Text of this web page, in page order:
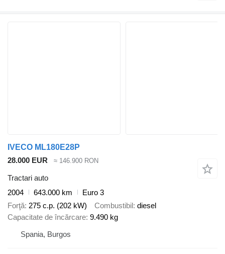
IVECO ML180E28P
28.000 EUR
≈ 146.900 RON
Tractari auto
2004
643.000 km
Euro 3
Forţă 275 c.p. (202 kW) Combustibil diesel
Capacitate de încărcare 9.490 kg
Spania, Burgos